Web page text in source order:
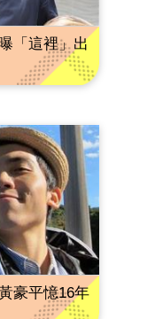
「這裡」出
豪平憶16年